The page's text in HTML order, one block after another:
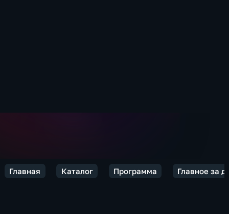
Главная Каталог Программа Главное за